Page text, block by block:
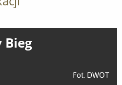
Bieg
Fot. DWOT